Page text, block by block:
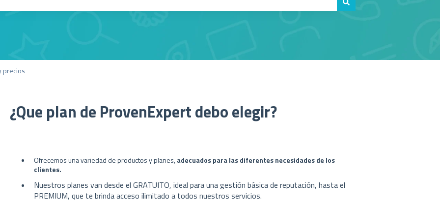
precios
¿Que plan de ProvenExpert debo elegir?
Ofrecemos una variedad de productos y planes,adecuados para las diferentes necesidades de los
clientes.
Nuestros planes van desde el GRATUITO, ideal para una gestión básica de reputación, hasta el
PREMIUM, que te brinda acceso ilimitado a todos nuestros servicios.